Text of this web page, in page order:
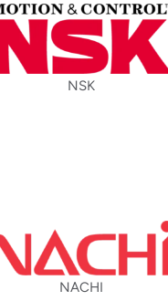
NSK
NACHI